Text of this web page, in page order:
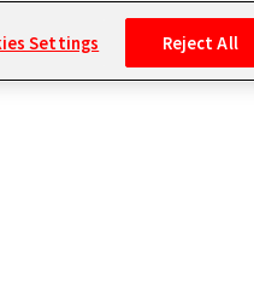
Settings Reject All